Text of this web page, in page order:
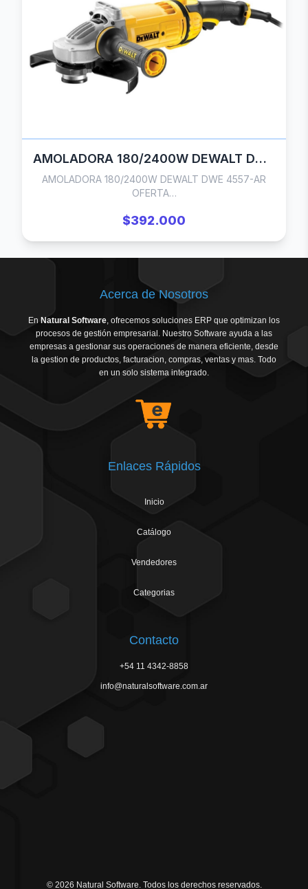
AMOLADORA 180/2400W DEWALT DWE 4557-AR OFERTA
AMOLADORA 180/2400W DEWALT DWE 4557-AR
OFERTA…
$392.000
Acerca de Nosotros
En Natural Software, ofrecemos soluciones ERP que optimizan los
procesos de gestión empresarial. Nuestro Software ayuda a las
empresas a gestionar sus operaciones de manera eficiente, desde
la gestion de productos, facturacion, compras, ventas y mas. Todo
en un solo sistema integrado.
Enlaces Rápidos
Inicio
Catálogo
Vendedores
Categorias
Contacto
+54 11 4342-8858
info@naturalsoftware.com.ar
© 2026 Natural Software. Todos los derechos reservados.